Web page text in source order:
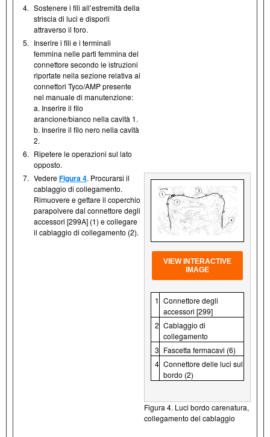
4. Sostenere i fili all’estremità della
striscia di luci e disporli
attraverso il foro.
5. Inserire i fili e i terminali
femmina nelle parti femmina del
connettore secondo le istruzioni
riportate nella sezione relativa ai
connettori Tyco/AMP presente
nel manuale di manutenzione:
a. Inserire il filo
arancione/bianco nella cavità 1.
b. Inserire il filo nero nella cavità
2.
6. Ripetere le operazioni sul lato
opposto.
7. VedereFigura 4. Procurarsi il
cablaggio di collegamento.
Rimuovere e gettare il coperchio
parapolvere dal connettore degli
accessori [299A] (1) e collegare
il cablaggio di collegamento (2).
VIEW INTERACTIVE
IMAGE
1 Connettore degli
accessori [299]
2 Cablaggio di
collegamento
3 Fascetta fermacavi (6)
4 Connettore delle luci sul
bordo (2)
Figura 4. Luci bordo carenatura,
collegamento del cablaggio